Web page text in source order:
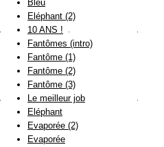
Bleu
Eléphant (2)
10 ANS !
Fantômes (intro)
Fantôme (1)
Fantôme (2)
Fantôme (3)
Le meilleur job
Eléphant
Evaporée (2)
Evaporée